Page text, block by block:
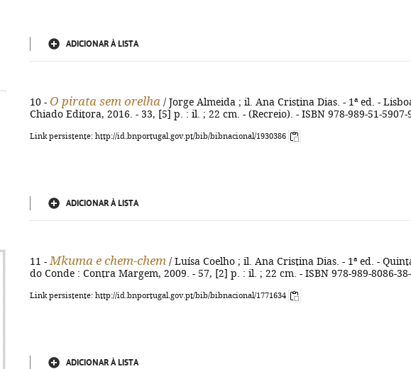
ADICIONAR À LISTA
10 - O pirata sem orelha / Jorge Almeida ; il. Ana Cristina Dias. - 1ª ed. -
Chiado Editora, 2016. - 33, [5] p. : il. ; 22 cm. - (Recreio). - ISBN 978-989-51-5907-
Link persistente: http://id.bnportugal.gov.pt/bib/bibnacional/1930386
ADICIONAR À LISTA
11 - Mkuma e chem-chem / Luísa Coelho ; il. Ana Cristina Dias. - 1ª ed. -
do Conde : Contra Margem, 2009. - 57, [2] p. : il. ; 22 cm. - ISBN 978-989-8086-
Link persistente: http://id.bnportugal.gov.pt/bib/bibnacional/1771634
ADICIONAR À LISTA